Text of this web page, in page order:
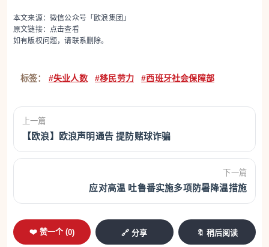
本文来源：微信公众号「欧浪集团」
原文链接： 点击查看
如有版权问题，请联系删除。
标签： #失业人数 #移民劳力 #西班牙社会保障部
上一篇
【欧浪】欧浪声明通告 提防赌球诈骗
下一篇
应对高温 吐鲁番实施多项防暑降温措施
❤️ 赞一个 (0) 🔗 分享 🔖 稍后阅读